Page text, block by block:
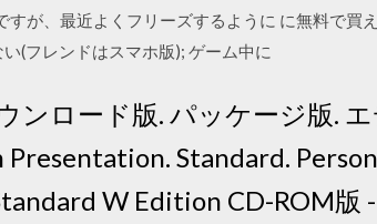
が、最近よくフリーズするように に無料で買
(フレンドはスマホ版); ゲーム中に
ンロード版. パッケージ版.
Standard.
W Edition CD-ROM版